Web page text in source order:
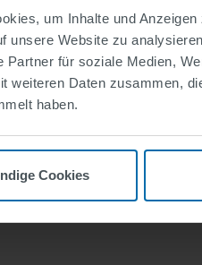
um Inhalte und
unsere Website zu
Partner für soziale Medien,
weiteren Daten zusammen,
haben.
Cookies
Installation, Service und
breites Spektrum an
Sie bei Ihren Projekten
Sie sich auf uns für
Teil davon und wir
Service und Wartung.